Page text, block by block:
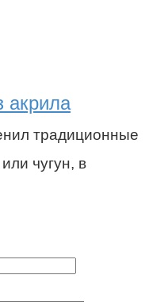
акрила
традиционные
чугун, в